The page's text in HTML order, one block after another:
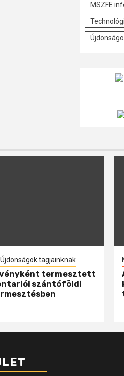
MSZFE
Újdonságok tagjainknak
termesztett
szántóföldi